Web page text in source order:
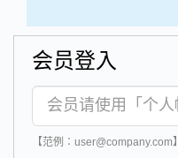
会员登入
【范例：user@company.com】